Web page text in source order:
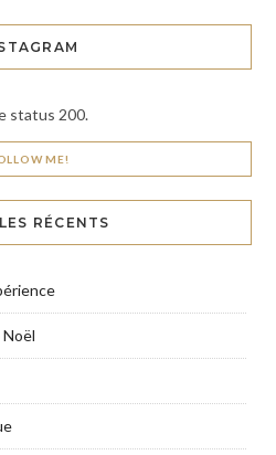
status 200.
ME!
RÉCENTS
Noël